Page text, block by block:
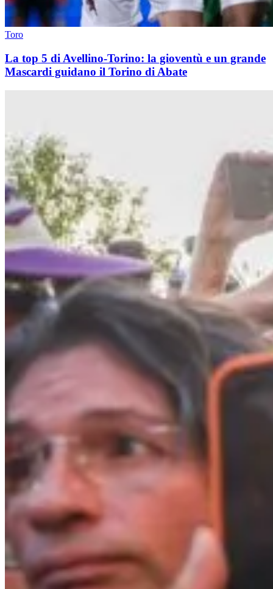
Toro
La top 5 di Avellino-Torino: la gioventù e un grande
Mascardi guidano il Torino di Abate